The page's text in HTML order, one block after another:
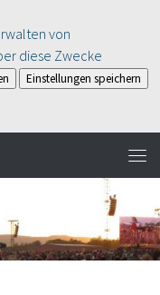
von
diese Zwecke
Einstellungen speichern